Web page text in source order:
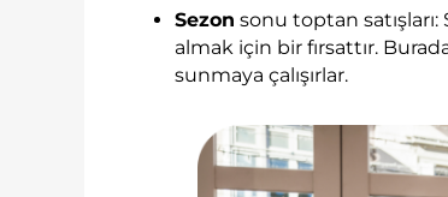
Sezon sonu toptan
almak için bir fırsattır.
sunmaya çalışırlar.